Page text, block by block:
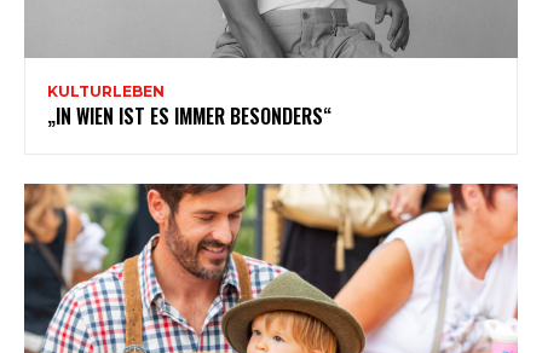
KULTURLEBEN
„IN WIEN IST ES IMMER BESONDERS“